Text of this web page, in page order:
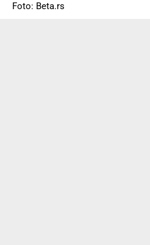
Foto: Beta.rs